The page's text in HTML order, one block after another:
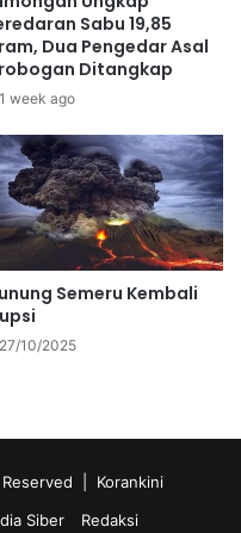
Sabu 19,85
Dua Pengedar Asal
Ditangkap
1 week ago
Semeru Kembali
27/10/2025
| Korankini
Siber Redaksi